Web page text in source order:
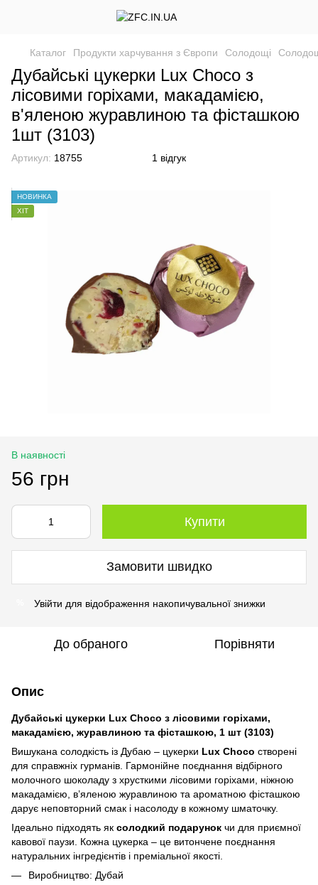
Каталог Продукти харчування з Європи Солодощі
Дубайські цукерки Lux Choco з
лісовими горіхами, макадамією,
в'яленою журавлиною та фісташкою
1шт (3103)
Артикул: 18755 1 відгук
НОВИНКА
ХІТ
В наявності
56 грн
Купити
Замовити швидко
Увійти для відображення накопичувальної знижки
До обраного Порівняти
Опис
Дубайські цукерки Lux Choco з лісовими горіхами,
макадамією, журавлиною та фісташкою, 1 шт (3103)
Вишукана солодкість із Дубаю – цукерки Lux Choco створені
для справжніх гурманів. Гармонійне поєднання відбірного
молочного шоколаду з хрусткими лісовими горіхами, ніжною
макадамією, в’яленою журавлиною та ароматною фісташкою
дарує неповторний смак і насолоду в кожному шматочку.
Ідеально підходять як солодкий подарунок чи для приємної
кавової паузи. Кожна цукерка – це витончене поєднання
натуральних інгредієнтів і преміальної якості.
Виробництво: Дубай